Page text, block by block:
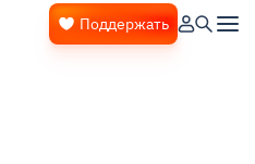
Поддержать